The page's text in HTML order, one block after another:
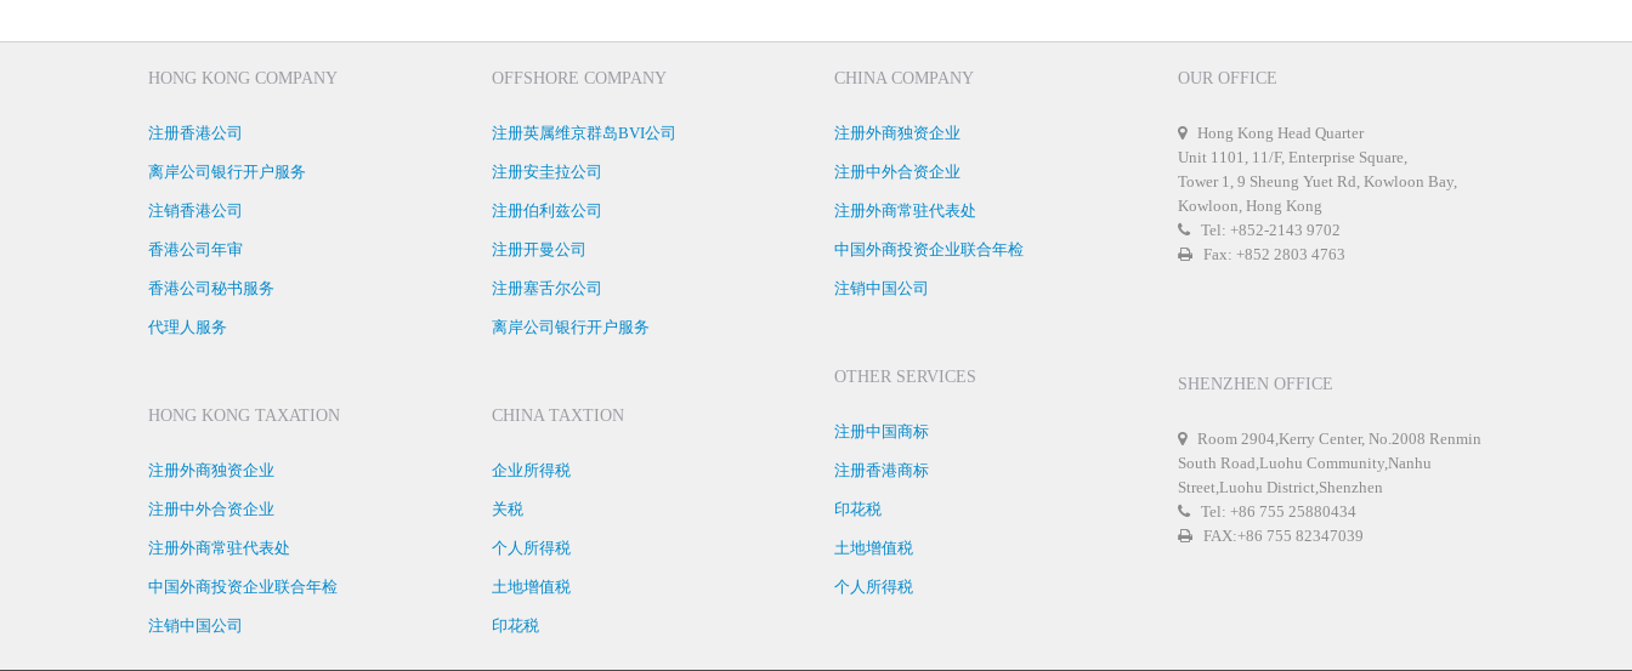
HONG KONG COMPANY
注册香港公司
离岸公司银行开户服务
注销香港公司
香港公司年审
香港公司秘书服务
代理人服务
HONG KONG TAXATION
注册外商独资企业
注册中外合资企业
注册外商常驻代表处
中国外商投资企业联合年检
注销中国公司
OFFSHORE COMPANY
注册英属维京群岛BVI公司
注册安圭拉公司
注册伯利兹公司
注册开曼公司
注册塞舌尔公司
离岸公司银行开户服务
CHINA TAXTION
企业所得税
关税
个人所得税
土地增值税
印花税
CHINA COMPANY
注册外商独资企业
注册中外合资企业
注册外商常驻代表处
中国外商投资企业联合年检
注销中国公司
OTHER SERVICES
注册中国商标
注册香港商标
印花税
土地增值税
个人所得税
OUR OFFICE
Hong Kong Head Quarter
Unit 1101, 11/F, Enterprise Square,
Tower 1, 9 Sheung Yuet Rd, Kowloon Bay,
Kowloon, Hong Kong
Tel: +852-2143 9702
Fax: +852 2803 4763
SHENZHEN OFFICE
Room 2904,Kerry Center, No.2008 Renmin
South Road,Luohu Community,Nanhu
Street,Luohu District,Shenzhen
Tel: +86 755 25880434
FAX:+86 755 82347039